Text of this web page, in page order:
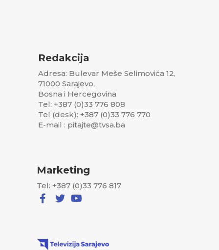
Redakcija
Adresa: Bulevar Meše Selimovića 12,
71000 Sarajevo,
Bosna i Hercegovina
Tel: +387 (0)33 776 808
Tel (desk): +387 (0)33 776 770
E-mail : pitajte@tvsa.ba
Marketing
Tel: +387 (0)33 776 817